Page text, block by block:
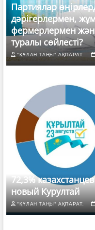
Партиялар
дәрігерлермен,
фермерлермен
туралы сөйлесті?
"ҚҰЛАН ТАҢЫ" АҚПАРАТ.
72,3%
новый Курултай
"ҚҰЛАН ТАҢЫ" АҚПАРАТ.